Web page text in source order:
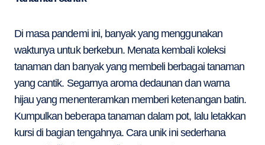
Di masa pandemi ini, banyak yang menggunakan
waktunya untuk berkebun. Menata kembali koleksi
tanaman dan banyak yang membeli berbagai tanaman
yang cantik. Segarnya aroma dedaunan dan warna
hijau yang menenteramkan memberi ketenangan batin.
Kumpulkan beberapa tanaman dalam pot, lalu letakkan
kursi di bagian tengahnya. Cara unik ini sederhana